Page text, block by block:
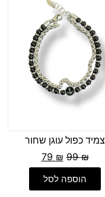
צמיד כפול עוגן שחור
99₪
79₪
הוספה לסל